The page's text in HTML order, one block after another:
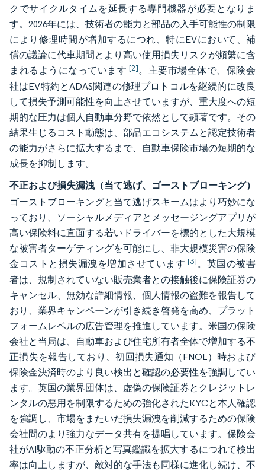
クでサイクルタイムを延長する専門機器が必要となりま
す。2026年には、技術者の能力と部品の入手可能性の制限
により修理時間が増加するにつれ、特にEVにおいて、補
償の議論に代車期間とより高い使用損失リスクが頻繁に含
まれるようになっています [2]。主要市場全体で、保険会
社はEV特約とADAS関連の修理プロトコルを継続的に改良
して損失予測可能性を向上させていますが、重大度への短
期的な圧力は個人自動車分野で依然として顕著です。その
結果生じるコスト動態は、部品エコシステムと認定技術者
の能力がさらに拡大するまで、自動車保険市場の短期的な
成長を抑制します。
不正および損失漏洩（当て逃げ、ゴーストブローキング）
ゴーストブローキングと当て逃げスキームはより巧妙にな
っており、ソーシャルメディアとメッセージングアプリが
高い保険料に直面する若いドライバーを標的とした大規模
な被害者ターゲティングを可能にし、非大規模災害の保険
金コストと損失漏洩を増加させています [3]。英国の被害
者は、規制されていない販売業者との接触後に保険証券の
キャンセル、無効な詳細情報、個人情報の盗難を報告して
おり、業界キャンペーンが引き続き啓発を高め、プラット
フォームレベルの広告管理を推進しています。米国の保険
会社と当局は、自動車および住宅所有者全体で増加する不
正損失を報告しており、初回損失通知（FNOL）時および
保険金決済時のより良い検出と確認の必要性を強調してい
ます。英国の業界団体は、虚偽の保険証券とクレジットレ
ンタルの悪用を制限するための強化されたKYCと本人確認
を強調し、市場をまたいだ損失漏洩を削減するための保険
会社間のより強力なデータ共有を提唱しています。保険会
社がAI駆動の不正分析と写真鑑識を拡大するにつれて検出
率は向上しますが、敵対的な手法も同様に進化し続け、不